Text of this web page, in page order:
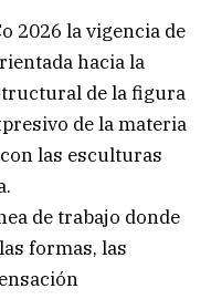
2026 la vigencia de
hacia la
de la figura
de la materia
las esculturas
de trabajo donde
formas, las